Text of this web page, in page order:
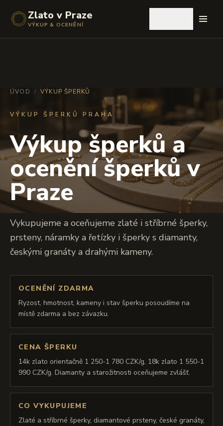
Zlato v Praze
VÝKUP & OCENĚNÍ
ÚVOD / VÝKUP ŠPERKŮ
VÝKUP ŠPERKŮ PRAHA
Výkup šperků a
ocenění šperků v
Praze
Vykupujeme a oceňujeme zlaté i stříbrné šperky,
prsteny, náramky a řetízky i šperky s diamanty,
českými granáty a drahými kameny.
OCENĚNÍ ZDARMA
Ryzost, hmotnost, kameny i stav šperku posoudíme na
místě zdarma a bez závazku.
CENA ŠPERKU
14k zlato orientačně 1 250-1 780 CZK/g, 18k zlato 1 550-1
990 CZK/g. Diamanty a starožitnosti oceňujeme zvlášť.
CO VYKUPUJEME
Zlaté a stříbrné šperky, diamantové prsteny, české granáty,